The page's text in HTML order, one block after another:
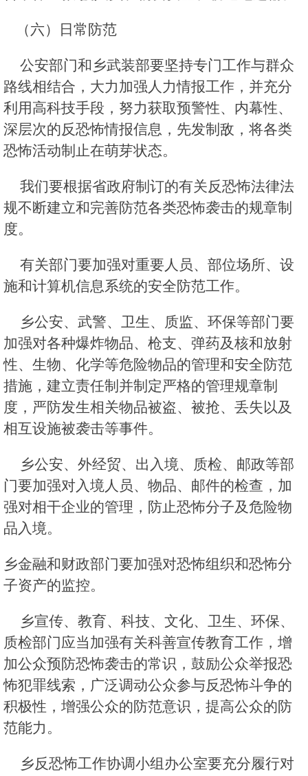
（六）日常防范
公安部门和乡武装部要坚持专门工作与群众
路线相结合，大力加强人力情报工作，并充分
利用高科技手段，努力获取预警性、内幕性、
深层次的反恐怖情报信息，先发制敌，将各类
恐怖活动制止在萌芽状态。
我们要根据省政府制订的有关反恐怖法律法
规不断建立和完善防范各类恐怖袭击的规章制
度。
有关部门要加强对重要人员、部位场所、设
施和计算机信息系统的安全防范工作。
乡公安、武警、卫生、质监、环保等部门要
加强对各种爆炸物品、枪支、弹药及核和放射
性、生物、化学等危险物品的管理和安全防范
措施，建立责任制并制定严格的管理规章制
度，严防发生相关物品被盗、被抢、丢失以及
相互设施被袭击等事件。
乡公安、外经贸、出入境、质检、邮政等部
门要加强对入境人员、物品、邮件的检查，加
强对相干企业的管理，防止恐怖分子及危险物
品入境。
乡金融和财政部门要加强对恐怖组织和恐怖分
子资产的监控。
乡宣传、教育、科技、文化、卫生、环保、
质检部门应当加强有关科善宣传教育工作，增
加公众预防恐怖袭击的常识，鼓励公众举报恐
怖犯罪线索，广泛调动公众参与反恐怖斗争的
积极性，增强公众的防范意识，提高公众的防
范能力。
乡反恐怖工作协调小组办公室要充分履行对